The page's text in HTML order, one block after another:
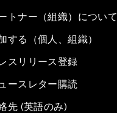
トナー（組織）につい
する（個人、組織）
スリリース登録
ースレター購読
先 (英語のみ)